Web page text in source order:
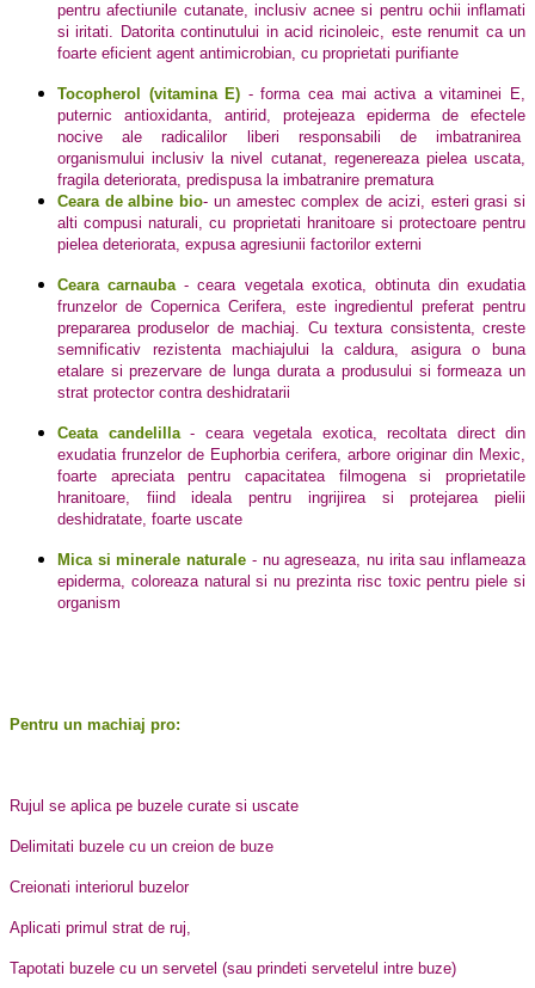
pentru afectiunile cutanate, inclusiv acnee si pentru ochii inflamati
si iritati. Datorita continutului in acid ricinoleic, este renumit ca un
foarte eficient agent antimicrobian, cu proprietati purifiante
Tocopherol (vitamina E) - forma cea mai activa a vitaminei E,
puternic antioxidanta, antirid, protejeaza epiderma de efectele
nocive ale radicalilor liberi responsabili de imbatranirea
organismului inclusiv la nivel cutanat, regenereaza pielea uscata,
fragila deteriorata, predispusa la imbatranire prematura
Ceara de albine bio- un amestec complex de acizi, esteri grasi si
alti compusi naturali, cu proprietati hranitoare si protectoare pentru
pielea deteriorata, expusa agresiunii factorilor externi
Ceara carnauba - ceara vegetala exotica, obtinuta din exudatia
frunzelor de Copernica Cerifera, este ingredientul preferat pentru
prepararea produselor de machiaj. Cu textura consistenta, creste
semnificativ rezistenta machiajului la caldura, asigura o buna
etalare si prezervare de lunga durata a produsului si formeaza un
strat protector contra deshidratarii
Ceata candelilla - ceara vegetala exotica, recoltata direct din
exudatia frunzelor de Euphorbia cerifera, arbore originar din Mexic,
foarte apreciata pentru capacitatea filmogena si proprietatile
hranitoare, fiind ideala pentru ingrijirea si protejarea pielii
deshidratate, foarte uscate
Mica si minerale naturale - nu agreseaza, nu irita sau inflameaza
epiderma, coloreaza natural si nu prezinta risc toxic pentru piele si
organism
Pentru un machiaj pro:
Rujul se aplica pe buzele curate si uscate
Delimitati buzele cu un creion de buze
Creionati interiorul buzelor
Aplicati primul strat de ruj,
Tapotati buzele cu un servetel (sau prindeti servetelul intre buze)